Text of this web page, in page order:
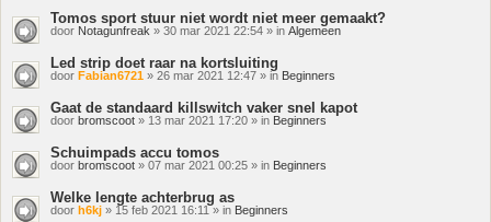
Tomos sport stuur niet wordt niet meer gemaakt?
door Notagunfreak » 30 mar 2021 22:54 » in Algemeen
Led strip doet raar na kortsluiting
door Fabian6721 » 26 mar 2021 12:47 » in Beginners
Gaat de standaard killswitch vaker snel kapot
door bromscoot » 13 mar 2021 17:20 » in Beginners
Schuimpads accu tomos
door bromscoot » 07 mar 2021 00:25 » in Beginners
Welke lengte achterbrug as
door h6kj » 15 feb 2021 16:11 » in Beginners